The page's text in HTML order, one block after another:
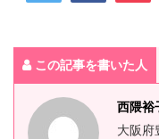
この記事を書いた人
西隈裕
大阪府